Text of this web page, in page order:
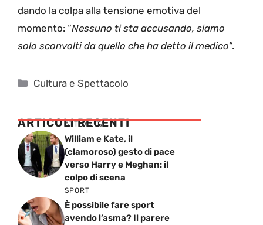
dando la colpa alla tensione emotiva del
momento: “Nessuno ti sta accusando, siamo
solo sconvolti da quello che ha detto il medico“.
Categorie
Cultura e Spettacolo
ARTICOLI RECENTI
ATTUALITÁ
William e Kate, il
(clamoroso) gesto di pace
verso Harry e Meghan: il
colpo di scena
SPORT
È possibile fare sport
avendo l’asma? Il parere